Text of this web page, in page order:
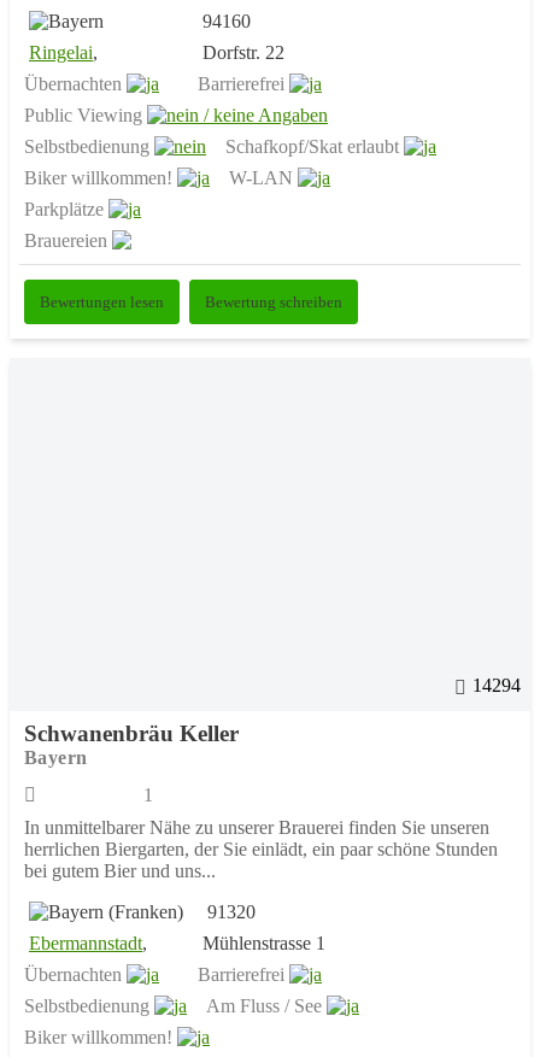
94160
Ringelai,
Dorfstr. 22
Übernachten
Barrierefrei
Public Viewing
Selbstbedienung
Schafkopf/Skat erlaubt
Biker willkommen!
W-LAN
Parkplätze
Brauereien
Bewertungen lesen Bewertung schreiben
14294
Schwanenbräu Keller
Bayern
1
In unmittelbarer Nähe zu unserer Brauerei finden Sie unseren
herrlichen Biergarten, der Sie einlädt, ein paar schöne Stunden
bei gutem Bier und uns...
91320
Ebermannstadt,
Mühlenstrasse 1
Übernachten
Barrierefrei
Selbstbedienung
Am Fluss / See
Biker willkommen!